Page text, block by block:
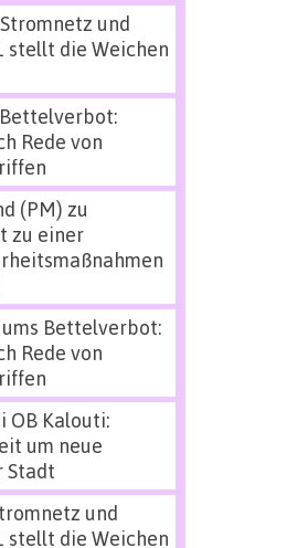
und
stellt die Weichen
Rede von
(PM) zu
zu einer
Bettelverbot:
Rede von
OB Kalouti:
um neue
Stadt
und
stellt die Weichen